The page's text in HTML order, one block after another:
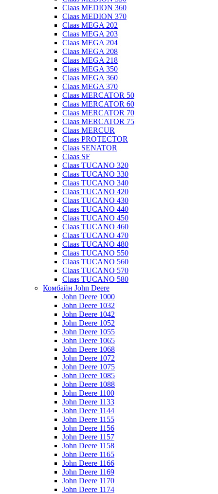
Claas MEDION 360
Claas MEDION 370
Claas MEGA 202
Claas MEGA 203
Claas MEGA 204
Claas MEGA 208
Claas MEGA 218
Claas MEGA 350
Claas MEGA 360
Claas MEGA 370
Claas MERCATOR 50
Claas MERCATOR 60
Claas MERCATOR 70
Claas MERCATOR 75
Claas MERCUR
Claas PROTECTOR
Claas SENATOR
Claas SF
Claas TUCANO 320
Claas TUCANO 330
Claas TUCANO 340
Claas TUCANO 420
Claas TUCANO 430
Claas TUCANO 440
Claas TUCANO 450
Claas TUCANO 460
Claas TUCANO 470
Claas TUCANO 480
Claas TUCANO 550
Claas TUCANO 560
Claas TUCANO 570
Claas TUCANO 580
Комбайн John Deere
John Deere 1000
John Deere 1032
John Deere 1042
John Deere 1052
John Deere 1055
John Deere 1065
John Deere 1068
John Deere 1072
John Deere 1075
John Deere 1085
John Deere 1088
John Deere 1100
John Deere 1133
John Deere 1144
John Deere 1155
John Deere 1156
John Deere 1157
John Deere 1158
John Deere 1165
John Deere 1166
John Deere 1169
John Deere 1170
John Deere 1174